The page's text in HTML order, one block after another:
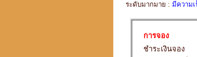
ระดับมากมาย : มีความ
การจอง
ชำระเงินจอง